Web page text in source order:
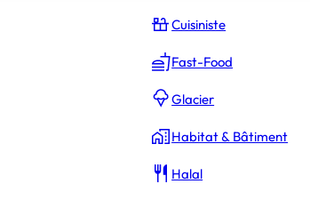
Cuisiniste
Fast-Food
Glacier
Habitat & Bâtiment
Halal